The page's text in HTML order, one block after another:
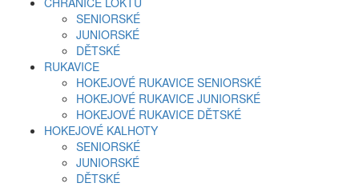
SENIORSKÉ
JUNIORSKÉ
DĚTSKÉ
RUKAVICE
HOKEJOVÉ RUKAVICE SENIORSKÉ
HOKEJOVÉ RUKAVICE JUNIORSKÉ
HOKEJOVÉ RUKAVICE DĚTSKÉ
HOKEJOVÉ KALHOTY
SENIORSKÉ
JUNIORSKÉ
DĚTSKÉ